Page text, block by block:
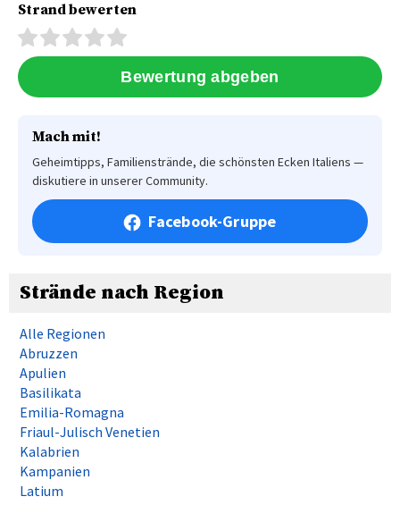
Strand bewerten
Mach mit!
Geheimtipps, Familienstrände, die schönsten Ecken Italiens —
diskutiere in unserer Community.
Facebook-Gruppe
Strände nach Region
Alle Regionen
Abruzzen
Apulien
Basilikata
Emilia-Romagna
Friaul-Julisch Venetien
Kalabrien
Kampanien
Latium